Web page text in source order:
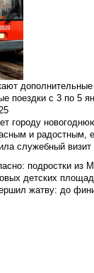
поездки с 3 по 5
городу
и радостным,
служебный визит
подростки из
детских
жатву: до